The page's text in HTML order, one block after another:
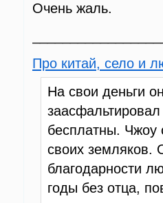
Очень жаль.
Про китай, село и
На свои деньги
бесплатны. Чжоу
своих земляков.
благодарности
годы без отца,